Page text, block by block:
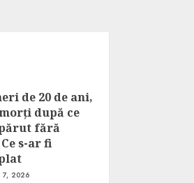
de 20 de ani,
după ce
fără
s-ar fi
7, 2026